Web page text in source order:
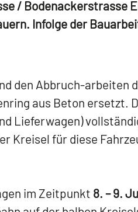
/ Bodenackerstrasse
Infolge der
den Abbruch-arbeiten
aus Beton ersetzt.
Lieferwagen)
Kreisel für diese
im Zeitpunkt 8. – 9.